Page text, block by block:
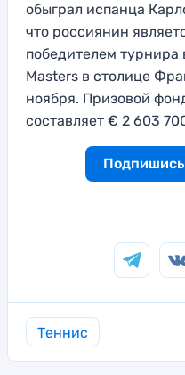
обыграл испанца
что россиянин
победителем
Masters в столице
ноября. Призовой
составляет € 2 603
Подпишись
Теннис